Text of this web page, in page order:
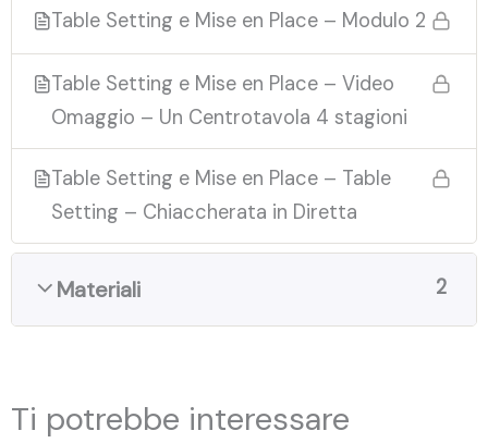
Table Setting e Mise en Place – Modulo 2
Table Setting e Mise en Place – Video
Omaggio – Un Centrotavola 4 stagioni
Table Setting e Mise en Place – Table
Setting – Chiaccherata in Diretta
Materiali 2
Ti potrebbe interessare